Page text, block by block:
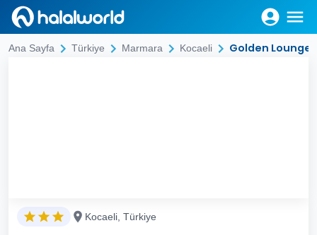
Ana Sayfa Türkiye Marmara Kocaeli Golden Lounge
Kocaeli, Türkiye